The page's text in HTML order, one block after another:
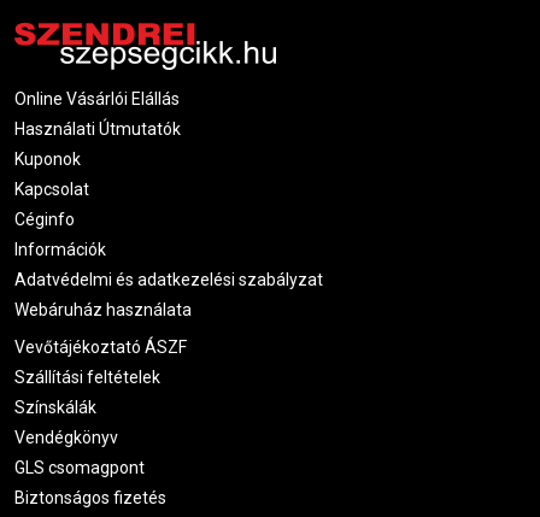
Online Vásárlói Elállás
Használati Útmutatók
Kuponok
Kapcsolat
Céginfo
Információk
Adatvédelmi és adatkezelési szabályzat
Webáruház használata
Vevőtájékoztató ÁSZF
Szállítási feltételek
Színskálák
Vendégkönyv
GLS csomagpont
Biztonságos fizetés